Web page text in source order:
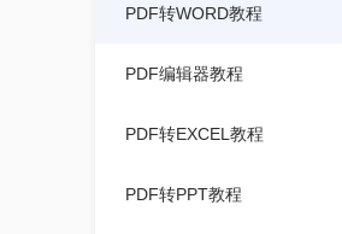
PDF转WORD教程
PDF编辑器教程
PDF转EXCEL教程
PDF转PPT教程